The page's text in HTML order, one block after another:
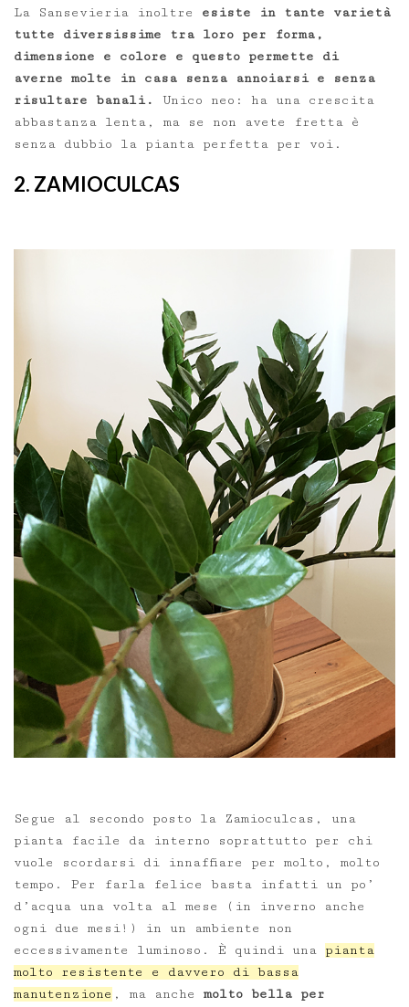
La Sansevieria inoltre esiste in tante varietà
tutte diversissime tra loro per forma,
dimensione e colore e questo permette di
averne molte in casa senza annoiarsi e senza
risultare banali. Unico neo: ha una crescita
abbastanza lenta, ma se non avete fretta è
senza dubbio la pianta perfetta per voi.
2. ZAMIOCULCAS
Segue al secondo posto la Zamioculcas, una
pianta facile da interno soprattutto per chi
vuole scordarsi di innaffiare per molto, molto
tempo. Per farla felice basta infatti un po’
d’acqua una volta al mese (in inverno anche
ogni due mesi!) in un ambiente non
eccessivamente luminoso. È quindi una pianta
molto resistente e davvero di bassa
manutenzione , ma anche molto bella per